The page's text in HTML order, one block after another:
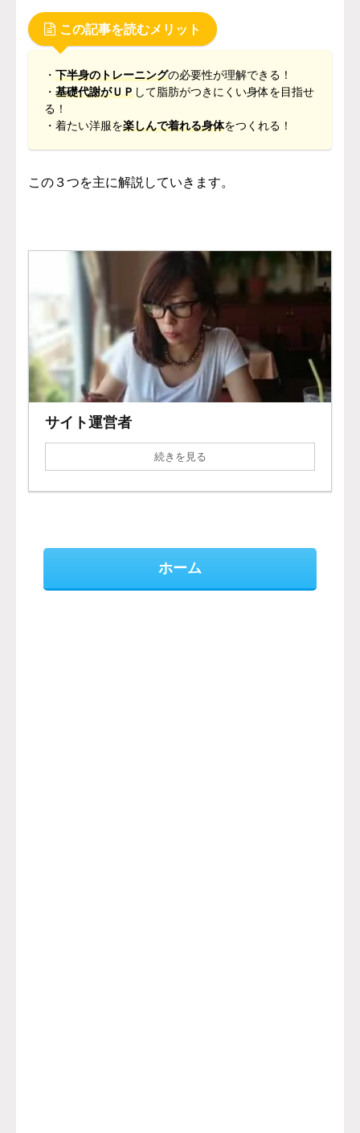
この記事を読むメリット
・ 下半身のトレーニングの必要性が理解できる！
・ 基礎代謝がＵＰして脂肪がつきにくい身体を目指せ
る！
・着たい洋服を楽しんで着れる身体をつくれる！
この ３つを主に解説していきます。
サイト運営者
続きを見る
ホーム